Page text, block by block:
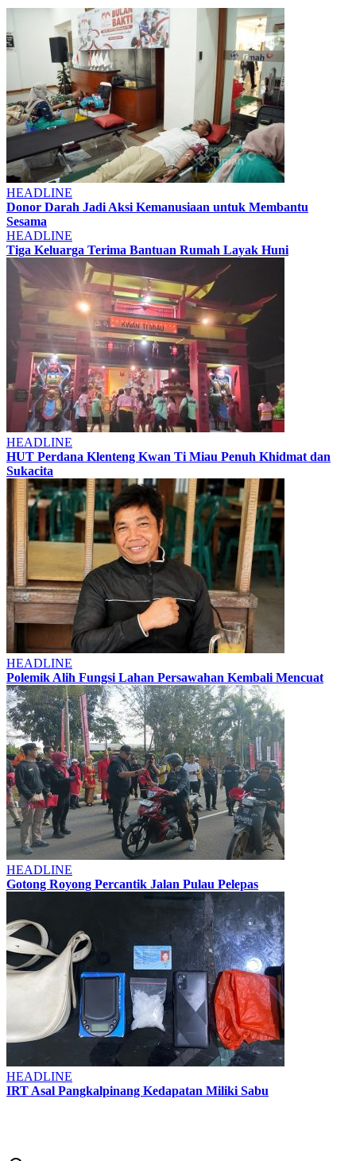
HEADLINE
Donor Darah Jadi Aksi Kemanusiaan untuk Membantu
Sesama
HEADLINE
Tiga Keluarga Terima Bantuan Rumah Layak Huni
HEADLINE
HUT Perdana Klenteng Kwan Ti Miau Penuh Khidmat dan
Sukacita
HEADLINE
Polemik Alih Fungsi Lahan Persawahan Kembali Mencuat
HEADLINE
Gotong Royong Percantik Jalan Pulau Pelepas
HEADLINE
IRT Asal Pangkalpinang Kedapatan Miliki Sabu